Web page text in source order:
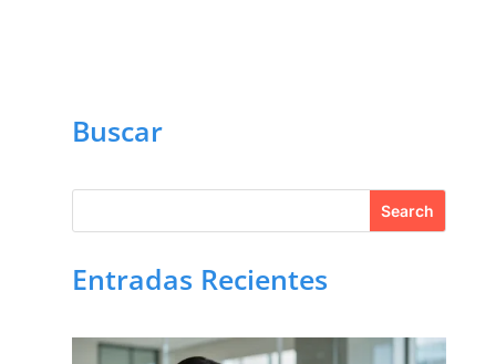
Buscar
Entradas Recientes